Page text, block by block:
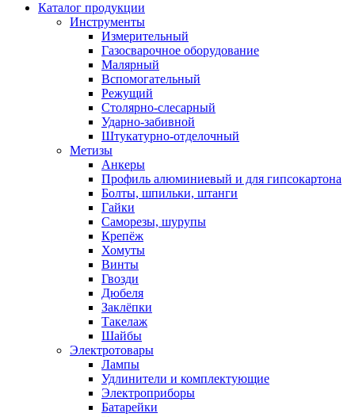
Каталог продукции
Инструменты
Измерительный
Газосварочное оборудование
Малярный
Вспомогательный
Режущий
Столярно-слесарный
Ударно-забивной
Штукатурно-отделочный
Метизы
Анкеры
Профиль алюминиевый и для гипсокартона
Болты, шпильки, штанги
Гайки
Саморезы, шурупы
Крепёж
Хомуты
Винты
Гвозди
Дюбеля
Заклёпки
Такелаж
Шайбы
Электротовары
Лампы
Удлинители и комплектующие
Электроприборы
Батарейки